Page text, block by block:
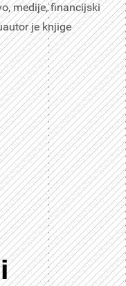
medije, financijski
je knjige